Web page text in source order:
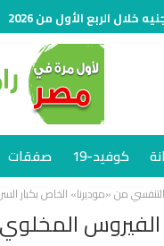
كوفيد-19 صفقات
من «موديرنا» الخاص بكبار
الفيروس